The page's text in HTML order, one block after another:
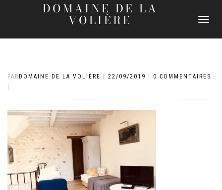
DOMAINE DE LA
VOLIÈRE
DÉPLIER
PAR DOMAINE DE LA VOLIÈRE 22/09/2019
0 COMMENTAIRES